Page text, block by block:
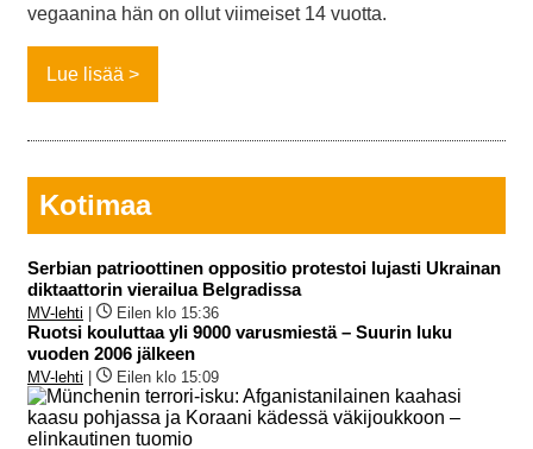
vegaanina hän on ollut viimeiset 14 vuotta.
Lue lisää
Kotimaa
Serbian patrioottinen oppositio protestoi lujasti Ukrainan
diktaattorin vierailua Belgradissa
MV-lehti Eilen klo 15:36
Ruotsi kouluttaa yli 9000 varusmiestä – Suurin luku
vuoden 2006 jälkeen
MV-lehti Eilen klo 15:09